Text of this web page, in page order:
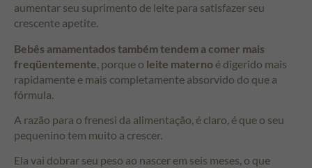
aumentar seu suprimento de leite para satisfazer seu
crescente apetite.
Bebês amamentados também tendem a comer mais
freqüentemente , porque o leite materno é digerido mais
rapidamente e mais completamente absorvido do que a
fórmula.
A razão para o frenesi da alimentação, é claro, é que o seu
pequenino tem muito a crescer.
Ela vai dobrar seu peso ao nascer em seis meses, o que